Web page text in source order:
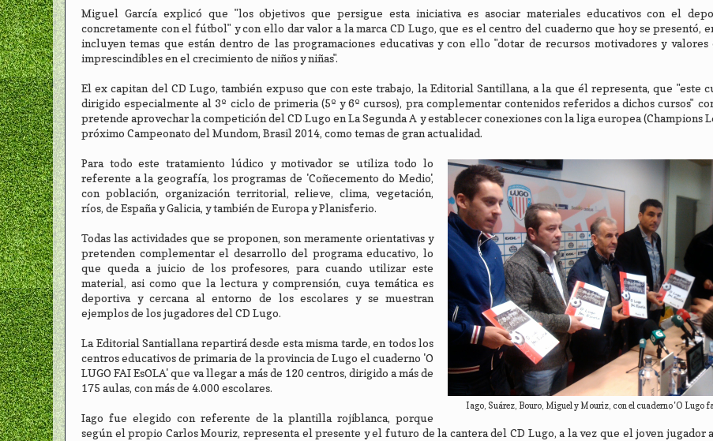
Miguel García explicó que "los objetivos que persigue esta iniciativa es asociar materiales educativos con el
concretamente con el fútbol" y con ello dar valor a la marca CD Lugo, que es el centro del cuaderno que hoy se presentó,
incluyen temas que están dentro de las programaciones educativas y con ello "dotar de recursos motivadores y valores
imprescindibles en el crecimiento de niños y niñas".
El ex capitan del CD Lugo, también expuso que con este trabajo, la Editorial Santillana, a la que él representa, que "este
dirigido especialmente al 3º ciclo de primeria (5º y 6º cursos), pra complementar contenidos referidos a dichos cursos"
pretende aprovechar la competición del CD Lugo en La Segunda A y establecer conexiones con la liga europea (Champions
próximo Campeonato del Mundom, Brasil 2014, como temas de gran actualidad.
Iago, Suárez, Bouro, Miguel y Mouriz, con el cuaderno 'O Lugo
Para todo este tratamiento lúdico y motivador se utiliza todo lo
referente a la geografía, los programas de 'Coñecemento do Medio',
con población, organización territorial, relieve, clima, vegetación,
ríos, de España y Galicia, y también de Europa y Planisferio.
Todas las actividades que se proponen, son meramente orientativas y
pretenden complementar el desarrollo del programa educativo, lo
que queda a juicio de los profesores, para cuando utilizar este
material, asi como que la lectura y comprensión, cuya temática es
deportiva y cercana al entorno de los escolares y se muestran
ejemplos de los jugadores del CD Lugo.
La Editorial Santiallana repartirá desde esta misma tarde, en todos los
centros educativos de primaria de la provincia de Lugo el cuaderno 'O
LUGO FAI EsOLA' que va llegar a más de 120 centros, dirigido a más de
175 aulas, con más de 4.000 escolares.
Iago fue elegido con referente de la plantilla rojiblanca, porque
según el propio Carlos Mouriz, representa el presente y el futuro de la cantera del CD Lugo, a la vez que el joven jugador